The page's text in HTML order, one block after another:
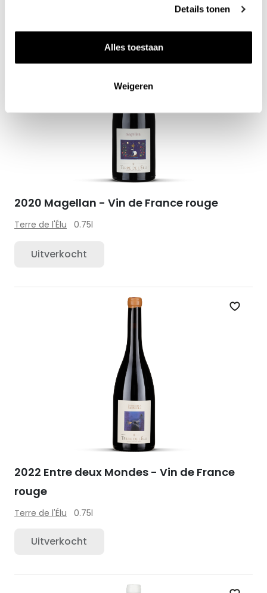
Details tonen
Alles toestaan
Weigeren
2020 Magellan - Vin de France rouge
Terre de l'Élu 0.75l
Uitverkocht
Zet
2022 Entre deux Mondes - Vin de France
rouge
Terre de l'Élu 0.75l
Uitverkocht